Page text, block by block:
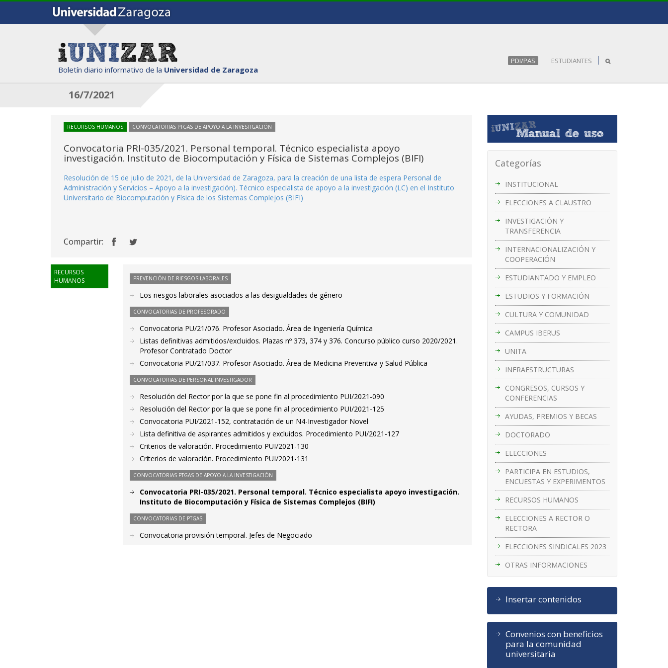
Boletín diario informativo de la Universidad de Zaragoza
PDI/PAS ESTUDIANTES
16/7/2021
Categorías
INSTITUCIONAL
ELECCIONES A CLAUSTRO
INVESTIGACIÓN Y
TRANSFERENCIA
INTERNACIONALIZACIÓN Y
COOPERACIÓN
ESTUDIANTADO Y EMPLEO
ESTUDIOS Y FORMACIÓN
CULTURA Y COMUNIDAD
CAMPUS IBERUS
UNITA
INFRAESTRUCTURAS
CONGRESOS, CURSOS Y
CONFERENCIAS
AYUDAS, PREMIOS Y BECAS
DOCTORADO
ELECCIONES
PARTICIPA EN ESTUDIOS,
ENCUESTAS Y EXPERIMENTOS
RECURSOS HUMANOS
ELECCIONES A RECTOR O
RECTORA
ELECCIONES SINDICALES 2023
OTRAS INFORMACIONES
Insertar contenidos
Convenios con beneficios
para la comunidad
universitaria
RECURSOS HUMANOS CONVOCATORIAS PTGAS DE APOYO A LA INVESTIGACIÓN
Convocatoria PRI-035/2021. Personal temporal. Técnico especialista apoyo
investigación. Instituto de Biocomputación y Física de Sistemas Complejos (BIFI)
Resolución de 15 de julio de 2021, de la Universidad de Zaragoza, para la creación de una lista de espera Personal de
Administración y Servicios – Apoyo a la investigación). Técnico especialista de apoyo a la investigación (LC) en el Instituto
Universitario de Biocomputación y Física de los Sistemas Complejos (BIFI)
Compartir:
RECURSOS
HUMANOS
PREVENCIÓN DE RIESGOS LABORALES
Los riesgos laborales asociados a las desigualdades de género
CONVOCATORIAS DE PROFESORADO
Convocatoria PU/21/076. Profesor Asociado. Área de Ingeniería Química
Listas definitivas admitidos/excluidos. Plazas nº 373, 374 y 376. Concurso público curso 2020/2021.
Profesor Contratado Doctor
Convocatoria PU/21/037. Profesor Asociado. Área de Medicina Preventiva y Salud Pública
CONVOCATORIAS DE PERSONAL INVESTIGADOR
Resolución del Rector por la que se pone fin al procedimiento PUI/2021-090
Resolución del Rector por la que se pone fin al procedimiento PUI/2021-125
Convocatoria PUI/2021-152, contratación de un N4-Investigador Novel
Lista definitiva de aspirantes admitidos y excluidos. Procedimiento PUI/2021-127
Criterios de valoración. Procedimiento PUI/2021-130
Criterios de valoración. Procedimiento PUI/2021-131
CONVOCATORIAS PTGAS DE APOYO A LA INVESTIGACIÓN
Convocatoria PRI-035/2021. Personal temporal. Técnico especialista apoyo investigación.
Instituto de Biocomputación y Física de Sistemas Complejos (BIFI)
CONVOCATORIAS DE PTGAS
Convocatoria provisión temporal. Jefes de Negociado